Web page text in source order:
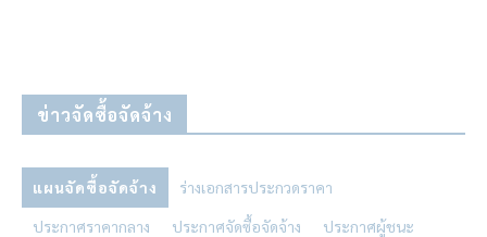
ข่าวจัดซื้อจัดจ้าง
แผนจัดซื้อจัดจ้าง
ร่างเอกสารประกวดราคา
ประกาศราคากลาง
ประกาศจัดซื้อจัดจ้าง
ประกาศผู้ชนะ